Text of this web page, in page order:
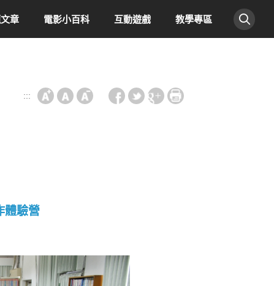
章 電影小百科 互動遊戲 教學專區
:::
體驗營